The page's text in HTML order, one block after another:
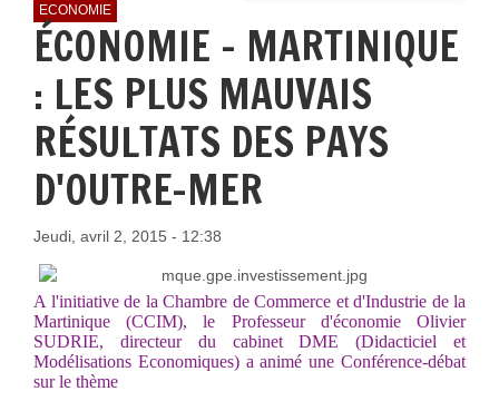
ECONOMIE
ÉCONOMIE - MARTINIQUE
: LES PLUS MAUVAIS
RÉSULTATS DES PAYS
D'OUTRE-MER
Jeudi, avril 2, 2015 - 12:38
A l'initiative de la Chambre de Commerce et d'Industrie de la
Martinique (CCIM), le Professeur d'économie Olivier
SUDRIE, directeur du cabinet DME (Didacticiel et
Modélisations Economiques) a animé une Conférence-débat
sur le thème